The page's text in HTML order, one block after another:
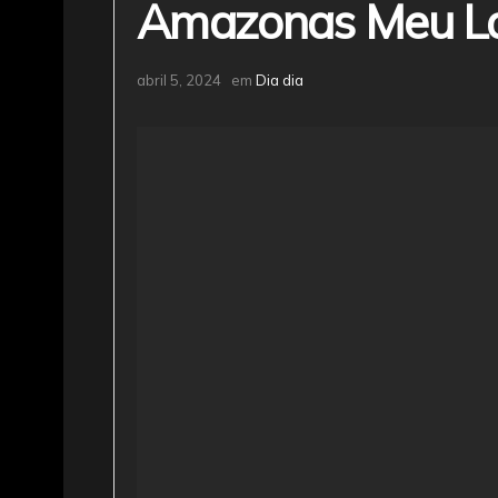
Amazonas Meu
abril 5, 2024 em Dia dia